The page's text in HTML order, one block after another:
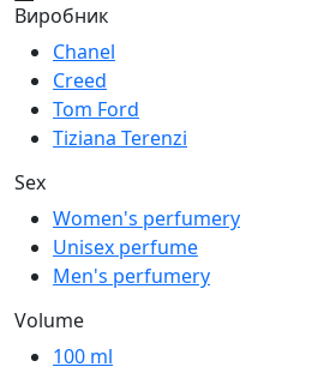
Виробник
Chanel
Creed
Tom Ford
Tiziana Terenzi
Sex
Women's perfumery
Unisex perfume
Men's perfumery
Volume
100 ml